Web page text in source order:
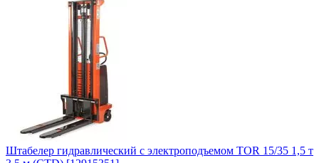
Штабелер гидравлический с электроподъемом TOR 15/35 1,5 т